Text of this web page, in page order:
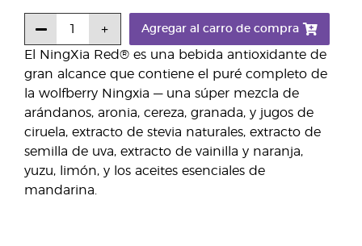
El NingXia Red® es una bebida antioxidante de
gran alcance que contiene el puré completo de
la wolfberry Ningxia — una súper mezcla de
arándanos, aronia, cereza, granada, y jugos de
ciruela, extracto de stevia naturales, extracto de
semilla de uva, extracto de vainilla y naranja,
yuzu, limón, y los aceites esenciales de
mandarina.
Agregar al carro de compra